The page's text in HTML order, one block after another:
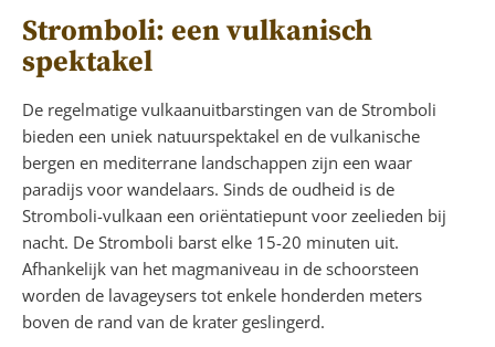
Stromboli: een vulkanisch
spektakel
De regelmatige vulkaanuitbarstingen van de Stromboli
bieden een uniek natuurspektakel en de vulkanische
bergen en mediterrane landschappen zijn een waar
paradijs voor wandelaars. Sinds de oudheid is de
Stromboli-vulkaan een oriëntatiepunt voor zeelieden bij
nacht. De Stromboli barst elke 15-20 minuten uit.
Afhankelijk van het magmaniveau in de schoorsteen
worden de lavageysers tot enkele honderden meters
boven de rand van de krater geslingerd.